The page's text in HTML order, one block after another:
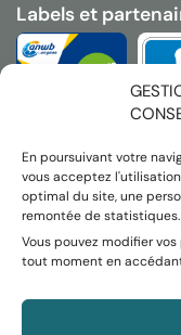
En poursuivant votre
vous acceptez
optimal du site, une
remontée de statistiques.
Vous pouvez modifier
tout moment en
Labels et